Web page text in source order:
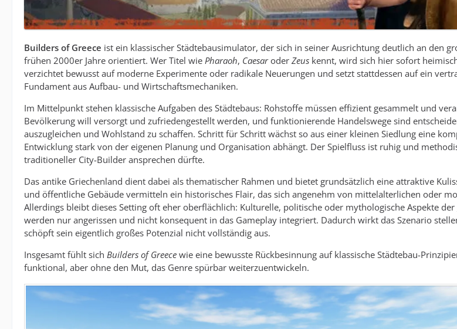
Builders of Greece ist ein klassischer Städtebausimulator, der sich in seiner Ausrichtung deutlich an den
frühen 2000er Jahre orientiert. Wer Titel wie Pharaoh, Caesaroder Zeus kennt, wird sich hier sofort
verzichtet bewusst auf moderne Experimente oder radikale Neuerungen und setzt stattdessen auf ein
Fundament aus Aufbau- und Wirtschaftsmechaniken.
Im Mittelpunkt stehen klassische Aufgaben des Städtebaus: Rohstoffe müssen effizient gesammelt und
Bevölkerung will versorgt und zufriedengestellt werden, und funktionierende Handelswege sind
auszugleichen und Wohlstand zu schaffen. Schritt für Schritt wächst so aus einer kleinen Siedlung eine
Entwicklung stark von der eigenen Planung und Organisation abhängt. Der Spielfluss ist ruhig und
traditioneller City-Builder ansprechen dürfte.
Das antike Griechenland dient dabei als thematischer Rahmen und bietet grundsätzlich eine attraktive
und öffentliche Gebäude vermitteln ein historisches Flair, das sich angenehm von mittelalterlichen oder
Allerdings bleibt dieses Setting oft eher oberflächlich: Kulturelle, politische oder mythologische Aspekte
werden nur angerissen und nicht konsequent in das Gameplay integriert. Dadurch wirkt das Szenario
schöpft sein eigentlich großes Potenzial nicht vollständig aus.
Insgesamt fühlt sich Builders of Greece wie eine bewusste Rückbesinnung auf klassische Städtebau-
funktional, aber ohne den Mut, das Genre spürbar weiterzuentwickeln.